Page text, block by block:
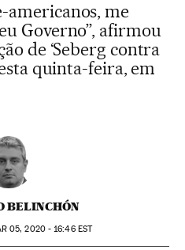
americanos, me
Governo”, afirmou
de ‘Seberg contra
quinta-feira, em
BELINCHÓN
05, 2020 - 16:46EST